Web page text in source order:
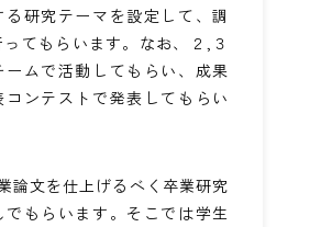
る研究テーマを設定して、調
てもらいます。なお、２,３
ームで活動してもらい、成果
コンテストで発表してもらい
論文を仕上げるべく卒業研究
でもらいます。そこでは学生